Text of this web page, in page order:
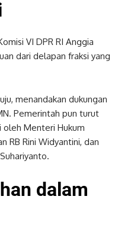
VI DPR RI Anggia
dari delapan fraksi yang
menandakan dukungan
Pemerintah pun turut
oleh Menteri Hukum
RB Rini Widyantini, dan
dalam